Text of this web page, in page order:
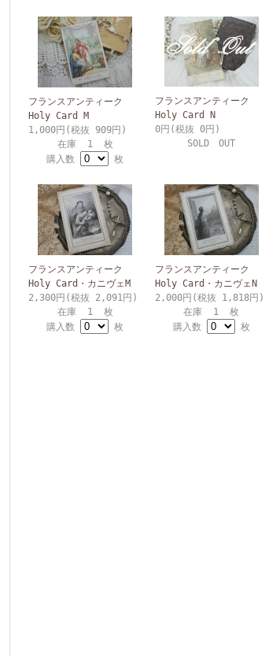
フランスアンティーク
Holy Card M
1,000円(税抜 909円)
在庫 1 枚
購入数
枚
フランスアンティーク
Holy Card N
0円(税抜 0円)
SOLD OUT
フランスアンティーク
Holy Card・カニヴェM
2,300円(税抜 2,091円)
在庫 1 枚
購入数
枚
フランスアンティーク
Holy Card・カニヴェN
2,000円(税抜 1,818円)
在庫 1 枚
購入数
枚